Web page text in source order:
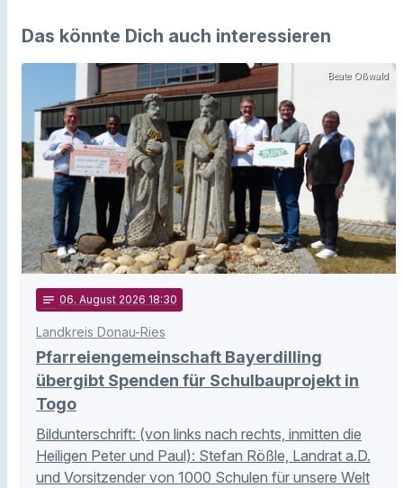
Das könnte Dich auch interessieren
Beate Oßwald
notes 06. August 2026 18:30
Landkreis Donau-Ries
Pfarreiengemeinschaft Bayerdilling
übergibt Spenden für Schulbauprojekt in
Togo
Bildunterschrift: (von links nach rechts, inmitten die
Heiligen Peter und Paul): Stefan Rößle, Landrat a.D.
und Vorsitzender von 1000 Schulen für unsere Welt